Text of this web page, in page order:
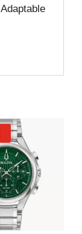
Adaptable